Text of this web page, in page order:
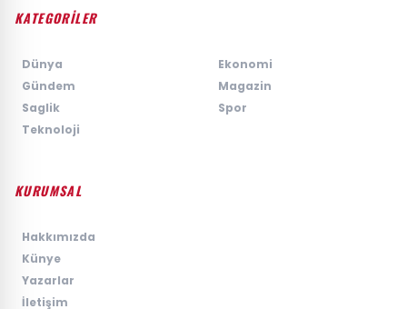
KATEGORİLER
Dünya
Ekonomi
Gündem
Magazin
Saglik
Spor
Teknoloji
KURUMSAL
Hakkımızda
Künye
Yazarlar
İletişim